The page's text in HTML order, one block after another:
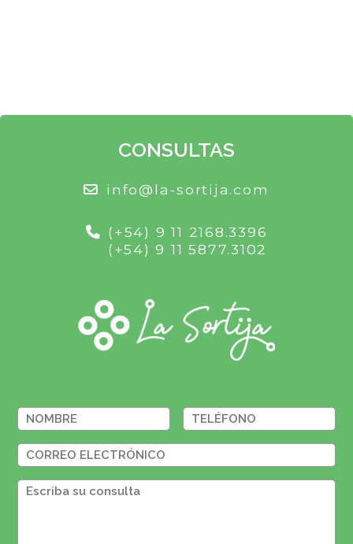
CONSULTAS
info@la-sortija.com
(+54) 9 11 2168.3396
(+54) 9 11 5877.3102